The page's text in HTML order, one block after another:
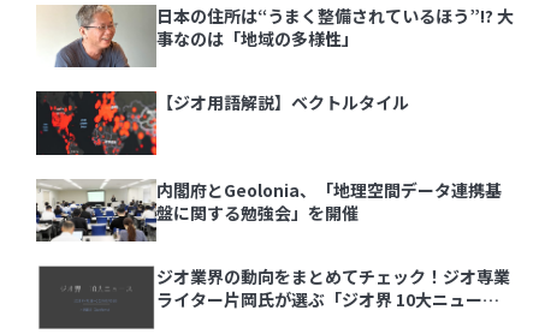
日本の住所は“うまく整備されているほう”!? 大
事なのは「地域の多様性」
【ジオ用語解説】ベクトルタイル
内閣府とGeolonia、「地理空間データ連携基
盤に関する勉強会」を開催
ジオ業界の動向をまとめてチェック！ジオ専業
ライター片岡氏が選ぶ「ジオ界 10大ニュース